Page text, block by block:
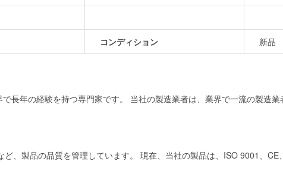
コンディション 新品
年の経験を持つ専門家です。 当社の製造業者は、業界で一流の製造業
、製品の品質を管理しています。 現在、当社の製品は、ISO 9001、CE